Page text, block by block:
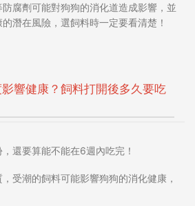
防腐劑可能對狗狗的消化道造成影響 ，並
潛在風險 ，選飼料時一定要看清楚！
響健康？飼料打開後多久要吃
，還要算能不能在6週內吃完！
受潮的飼料可能影響狗狗的消化健康 ，